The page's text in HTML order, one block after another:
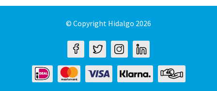
© Copyright Hidalgo 2026